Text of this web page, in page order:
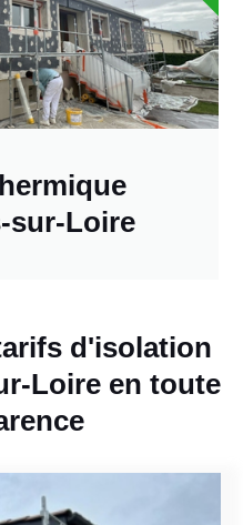
sur-Loire
d'isolation
Loire en toute